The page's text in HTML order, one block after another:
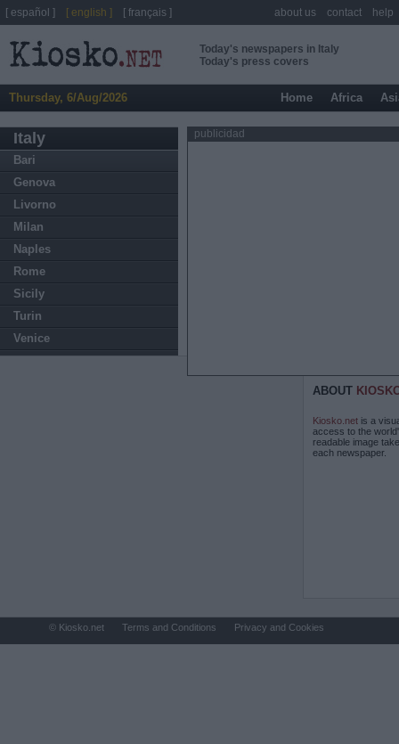
Today's newspapers in Italy
Today's press covers
Thursday, 6/Aug/2026 Home Africa
Italy
Bari
Genova
Livorno
Milan
Naples
Rome
Sicily
Turin
Venice
publicidad
ABOUT
Kiosko.net is a
access to the
readable image
each newspaper.
[ español ] [ english ] [ français ] about us contact help
© Kiosko.net Terms and Conditions Privacy and Cookies